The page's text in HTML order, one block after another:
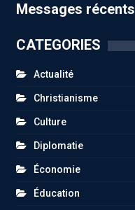
Messages récents
CATEGORIES
Actualité
Christianisme
Culture
Diplomatie
Économie
Éducation